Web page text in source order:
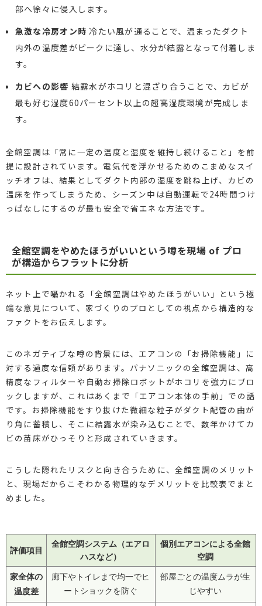
部へ徐々に侵入します。
急激な冷房オン時 冷たい風が通ることで、温まったダクト
内外の温度差がピークに達し、水分が結露となって付着しま
す。
カビへの影響 結露水がホコリと混ざり合うことで、カビが
最も好む湿度60パーセント以上の超高湿度環境が完成しま
す。
全館空調は「常に一定の温度と湿度を維持し続けること」を前
提に設計されています。電気代を浮かせるためのこまめなスイ
ッチオフは、結果としてダクト内部の湿度を跳ね上げ、カビの
温床を作ってしまうため、シーズン中は自動運転で24時間つけ
っぱなしにするのが最も安全で省エネな方法です。
全館空調をやめたほうがいいという噂を現場 of プロ
が構造からフラットに分析
ネット上で囁かれる「全館空調はやめたほうがいい」という極
端な意見について、家づくりのプロとしての視点から構造的な
ファクトをお伝えします。
このネガティブな噂の背景には、エアコンの「お掃除機能」に
対する過度な信頼があります。パナソニックの全館空調は、高
精度なフィルターや自動お掃除ロボットがホコリを強力にブロ
ックしますが、これはあくまで「エアコン本体の手前」での話
です。お掃除機能をすり抜けた微細な粒子がダクト配管の曲が
り角に蓄積し、そこに結露水が染み込むことで、数年かけてカ
ビの苗床がひっそりと形成されていきます。
こうした隠れたリスクと向き合うために、全館空調のメリット
と、現場だからこそわかる物理的なデメリットを比較表でまと
めました。
評価項目
全館空調システム（エアロ
ハスなど）
個別エアコンによる全館
空調
家全体の
温度差
廊下やトイレまで均一でヒ
ートショックを防ぐ
部屋ごとの温度ムラが生
じやすい